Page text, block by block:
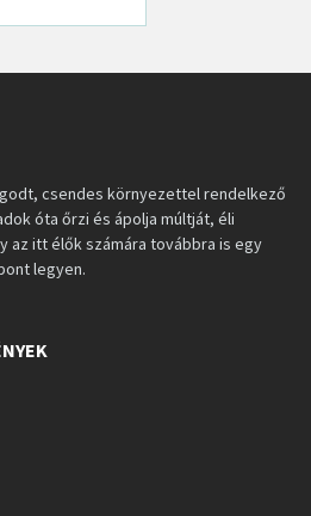
csendes környezettel rendelkező
óta őrzi és ápolja múltját, éli
az itt élők számára továbbra is egy
legyen.